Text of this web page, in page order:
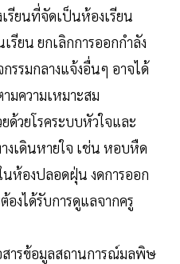
รียนที่จัดเป็นห้องเรียน
รียน ยกเลิกการออกกำลัง
รรมกลางแจ้งอื่นๆ อาจได้
มความเหมาะสม
วยโรคระบบหัวใจและ
งเดินหายใจ เช่น หอบหืด
นห้องปลอดฝุ่น งดการออก
องได้รับการดูแลจากครู
สารข้อมูลสถานการณ์มลพิษ